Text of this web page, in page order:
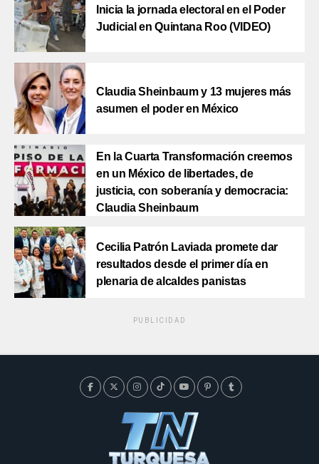
Inicia la jornada electoral en el Poder
Judicial en Quintana Roo (VIDEO)
Claudia Sheinbaum y 13 mujeres más
asumen el poder en México
En la Cuarta Transformación creemos
en un México de libertades, de
justicia, con soberanía y democracia:
Claudia Sheinbaum
Cecilia Patrón Laviada promete dar
resultados desde el primer día en
plenaria de alcaldes panistas
PUBLICIDAD